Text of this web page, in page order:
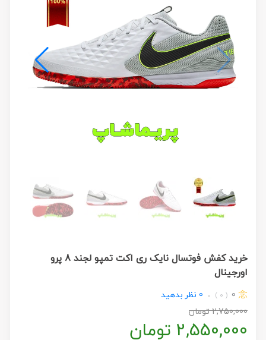
خرید کفش فوتسال نایک ری اکت تمپو لجند 8 پرو
اورجینال
0
( 0 )
0 نظر بدهید
2,750,000تومان
2,550,000 تومان